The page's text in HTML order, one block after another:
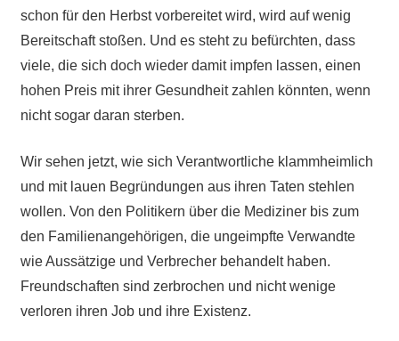
schon für den Herbst vorbereitet wird, wird auf wenig
Bereitschaft stoßen. Und es steht zu befürchten, dass
viele, die sich doch wieder damit impfen lassen, einen
hohen Preis mit ihrer Gesundheit zahlen könnten, wenn
nicht sogar daran sterben.
Wir sehen jetzt, wie sich Verantwortliche klammheimlich
und mit lauen Begründungen aus ihren Taten stehlen
wollen. Von den Politikern über die Mediziner bis zum
den Familienangehörigen, die ungeimpfte Verwandte
wie Aussätzige und Verbrecher behandelt haben.
Freundschaften sind zerbrochen und nicht wenige
verloren ihren Job und ihre Existenz.